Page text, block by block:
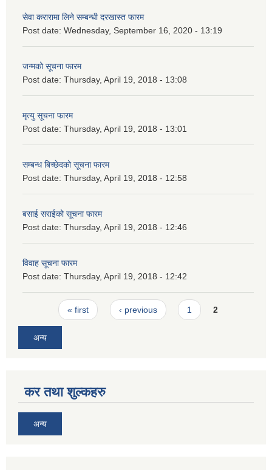
सेवा करारामा लिने सम्बन्धी दरखास्त फारम
Post date: Wednesday, September 16, 2020 - 13:19
जन्मको सूचना फारम
Post date: Thursday, April 19, 2018 - 13:08
मृत्यु सूचना फारम
Post date: Thursday, April 19, 2018 - 13:01
सम्बन्ध बिच्छेदको सूचना फारम
Post date: Thursday, April 19, 2018 - 12:58
बसाई सराईको सूचना फारम
Post date: Thursday, April 19, 2018 - 12:46
विवाह सूचना फारम
Post date: Thursday, April 19, 2018 - 12:42
Pages« first ‹ previous 1 2
अन्य
कर तथा शुल्कहरु
अन्य